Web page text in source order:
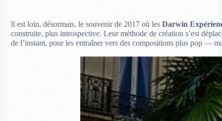
ll est loin, désormais, le souvenir de 2017 où les Darwin
construite, plus introspective. Leur méthode de création s’est
de l’instant, pour les entraîner vers des compositions plus pop —